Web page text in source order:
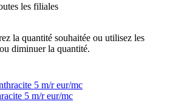
les filiales
la quantité souhaitée ou utilisez les
diminuer la quantité.
5 m/r eur/mc